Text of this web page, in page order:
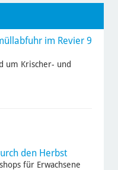
im Revier 9
um Krischer- und
den Herbst
für Erwachsene